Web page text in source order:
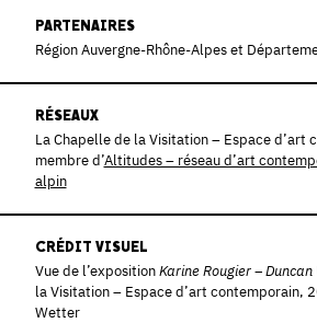
PARTENAIRES
Région Auvergne-Rhône-Alpes et
RÉSEAUX
La Chapelle de la Visitation – Espace d’art
membre d’Altitudes – réseau d’art
alpin
CRÉDIT VISUEL
Vue de l’expositionKarine Rougier – Duncan
la Visitation – Espace d’art contemporain,
Wetter